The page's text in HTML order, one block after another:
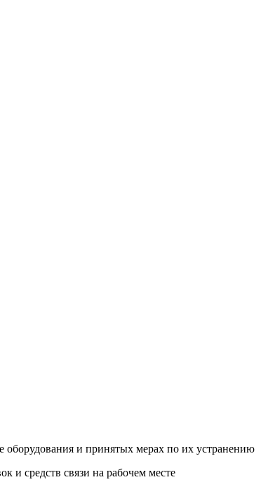
оборудования и принятых мерах по их устранению
и средств связи на рабочем месте